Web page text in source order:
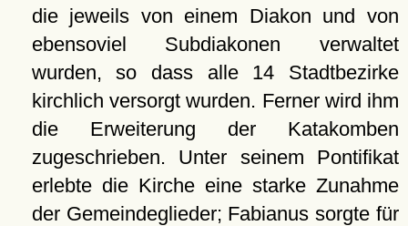
die jeweils von einem Diakon und von
ebensoviel Subdiakonen verwaltet
wurden, so dass alle 14 Stadtbezirke
kirchlich versorgt wurden. Ferner wird ihm
die Erweiterung der Katakomben
zugeschrieben. Unter seinem Pontifikat
erlebte die Kirche eine starke Zunahme
der Gemeindeglieder; Fabianus sorgte für